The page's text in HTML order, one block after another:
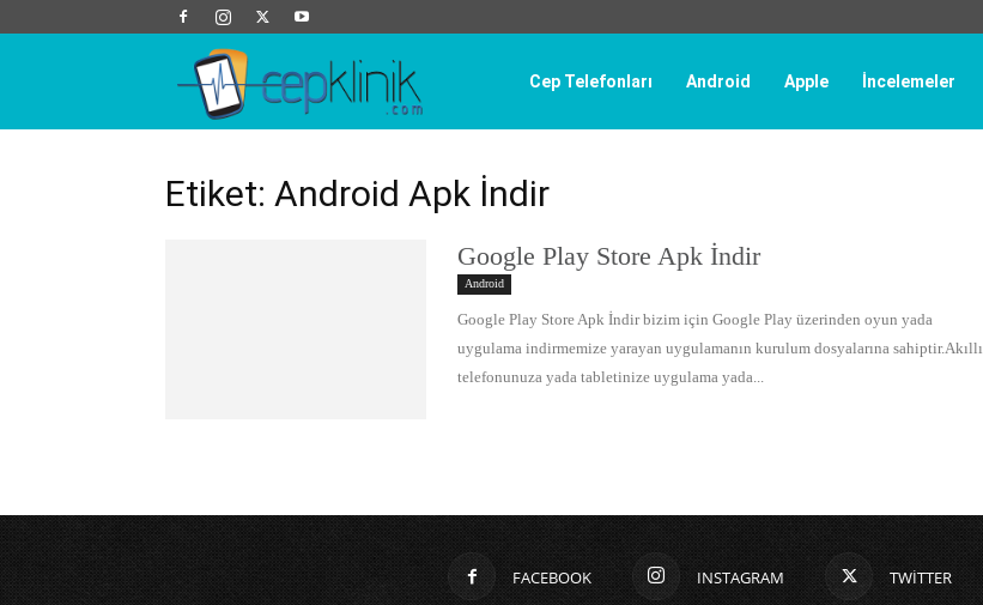
Klinik
Cep Telefonları Android Apple İncelemeler
Etiket: Android Apk İndir
Google Play Store Apk İndir
Android
Google Play Store Apk İndir bizim için Google Play üzerinden oyun yada
uygulama indirmemize yarayan uygulamanın kurulum dosyalarına sahiptir.Akıllı
telefonunuza yada tabletinize uygulama yada...
FACEBOOK INSTAGRAM TWITTER